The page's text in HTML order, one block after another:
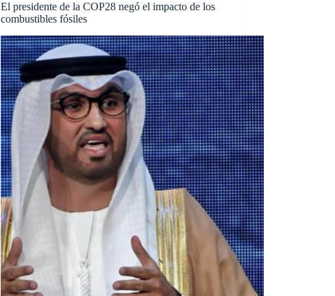
El presidente de la COP28 negó el impacto de los
combustibles fósiles